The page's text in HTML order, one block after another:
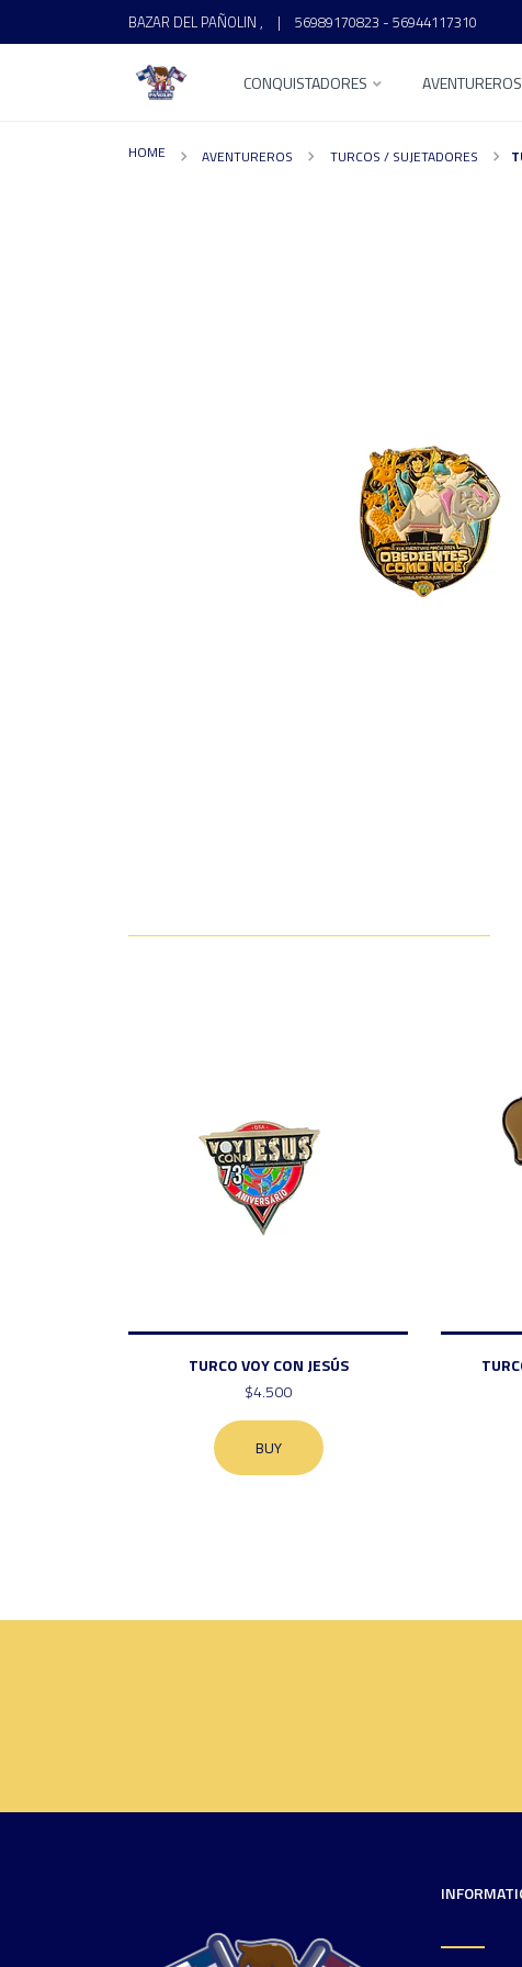
BAZAR DEL PAÑOLIN , | 56989170823 - 56944117310
CONQUISTADORES AVENTUREROS
HOME AVENTUREROS TURCOS / SUJETADORES
TURCO VOY CON JESÚS
$4.500
BUY